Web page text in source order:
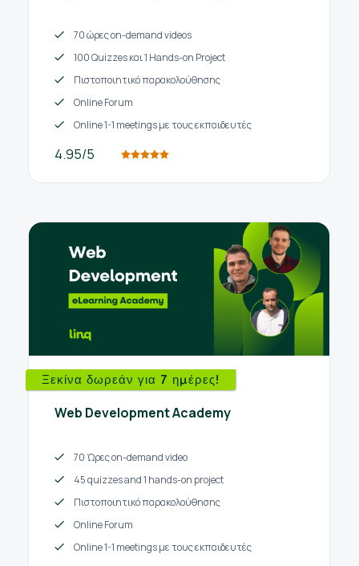
70 ώρες on-demand videos
100 Quizzes και 1 Hands-on Project
Πιστοποιητικό παρακολούθησης
Online Forum
Online 1-1 meetings με τους εκπαιδευτές
4.95/5
Ξεκίνα δωρεάν για 7 ημέρες!
Web Development Academy
70 Ώρες on-demand video
45 quizzes and 1 hands-on project
Πιστοποιητικό παρακολούθησης
Online Forum
Online 1-1 meetings με τους εκπαιδευτές